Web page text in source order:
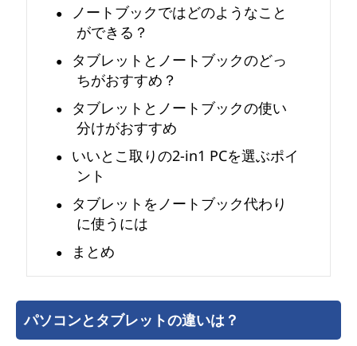
す
ノートブックではどのようなこと
ができる？
タブレットとノートブックのどっ
ちがおすすめ？
タブレットとノートブックの使い
分けがおすすめ
いいとこ取りの2-in1 PCを選ぶポイ
ント
タブレットをノートブック代わり
に使うには
まとめ
パソコンとタブレットの違いは？